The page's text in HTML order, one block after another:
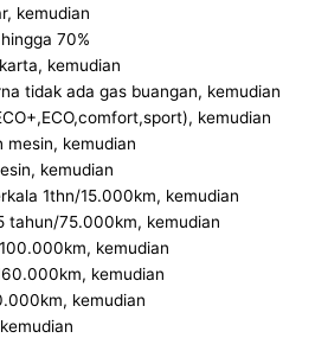
kemudian
70%
kemudian
tidak ada gas buangan, kemudian
kemudian
kemudian
kemudian
1thn/15.000km, kemudian
tahun/75.000km, kemudian
kemudian
kemudian
kemudian